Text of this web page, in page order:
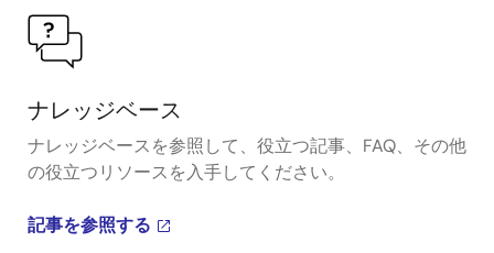
ナレッジベース
ナレッジベースを参照して、役立つ記事、FAQ、その他
の役立つリソースを入手してください。
記事を参照する